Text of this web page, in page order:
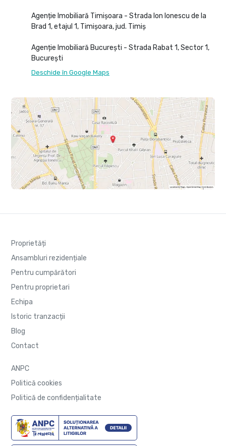
Agenție Imobiliară Timișoara - Strada Ion Ionescu de la
Brad 1, etajul 1, Timișoara, jud. Timiș
Agenție Imobiliară București - Strada Rabat 1, Sector 1,
București
Deschide în Google Maps
Proprietăți
Ansambluri rezidențiale
Pentru cumpărători
Pentru proprietari
Echipa
Istoric tranzacții
Blog
Contact
ANPC
Politică cookies
Politică de confidențialitate